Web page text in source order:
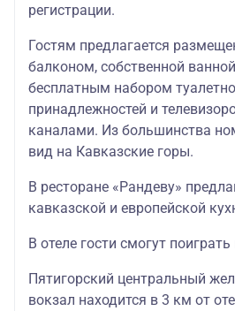
регистрации.
Гостям предлагается
балконом, собственной
бесплатным набором
принадлежностей и
каналами. Из большинства
вид на Кавказские горы.
В ресторане «Рандеву»
кавказской и европейской
В отеле гости смогут
Пятигорский центральный
вокзал находится в 3 км от